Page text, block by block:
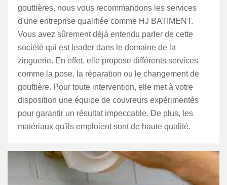
gouttières, nous vous recommandons les services
d'une entreprise qualifiée comme HJ BATIMENT.
Vous avez sûrement déjà entendu parler de cette
société qui est leader dans le domaine de la
zinguerie. En effet, elle propose différents services
comme la pose, la réparation ou le changement de
gouttière. Pour toute intervention, elle met à votre
disposition une équipe de couvreurs expérimentés
pour garantir un résultat impeccable. De plus, les
matériaux qu'ils emploient sont de haute qualité.